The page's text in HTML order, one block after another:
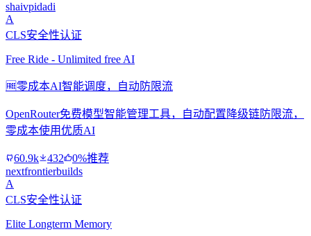
shaivpidadi
A
CLS安全性认证
Free Ride - Unlimited free AI
🆓零成本AI智能调度，自动防限流
OpenRouter免费模型智能管理工具，自动配置降级链防限流，
零成本使用优质AI
60.9k 432
0%推荐
nextfrontierbuilds
A
CLS安全性认证
Elite Longterm Memory